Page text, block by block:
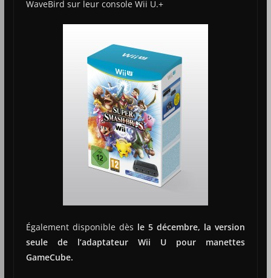
WaveBird sur leur console Wii U.+
Également disponible dès le 5 décembre, la version
seule de l’adaptateur Wii U pour manettes
GameCube.